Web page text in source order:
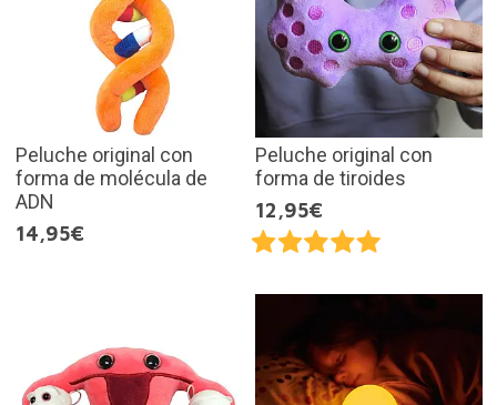
Peluche original con
forma de molécula de
ADN
14,95€
Peluche original con
forma de tiroides
12,95€